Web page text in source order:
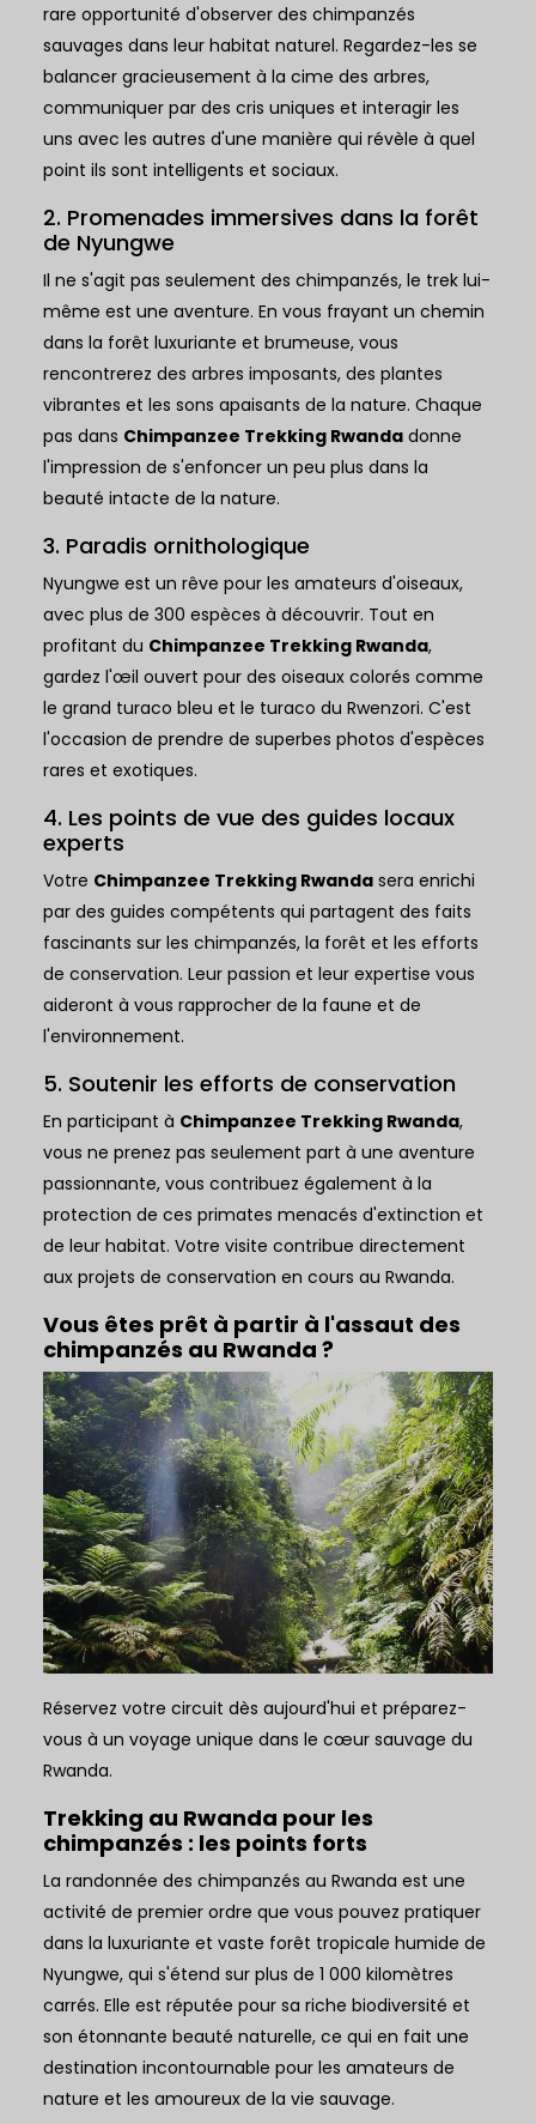
rare opportunité d'observer des chimpanzés
sauvages dans leur habitat naturel. Regardez-les se
balancer gracieusement à la cime des arbres,
communiquer par des cris uniques et interagir les
uns avec les autres d'une manière qui révèle à quel
point ils sont intelligents et sociaux.
2. Promenades immersives dans la forêt
de Nyungwe
Il ne s'agit pas seulement des chimpanzés, le trek lui-
même est une aventure. En vous frayant un chemin
dans la forêt luxuriante et brumeuse, vous
rencontrerez des arbres imposants, des plantes
vibrantes et les sons apaisants de la nature. Chaque
pas dans Chimpanzee Trekking Rwanda donne
l'impression de s'enfoncer un peu plus dans la
beauté intacte de la nature.
3. Paradis ornithologique
Nyungwe est un rêve pour les amateurs d'oiseaux,
avec plus de 300 espèces à découvrir. Tout en
profitant du Chimpanzee Trekking Rwanda,
gardez l'œil ouvert pour des oiseaux colorés comme
le grand turaco bleu et le turaco du Rwenzori. C'est
l'occasion de prendre de superbes photos d'espèces
rares et exotiques.
4. Les points de vue des guides locaux
experts
Votre Chimpanzee Trekking Rwanda sera enrichi
par des guides compétents qui partagent des faits
fascinants sur les chimpanzés, la forêt et les efforts
de conservation. Leur passion et leur expertise vous
aideront à vous rapprocher de la faune et de
l'environnement.
5. Soutenir les efforts de conservation
En participant à Chimpanzee Trekking Rwanda,
vous ne prenez pas seulement part à une aventure
passionnante, vous contribuez également à la
protection de ces primates menacés d'extinction et
de leur habitat. Votre visite contribue directement
aux projets de conservation en cours au Rwanda.
Vous êtes prêt à partir à l'assaut des
chimpanzés au Rwanda ?
Réservez votre circuit dès aujourd'hui et préparez-
vous à un voyage unique dans le cœur sauvage du
Rwanda.
Trekking au Rwanda pour les
chimpanzés : les points forts
La randonnée des chimpanzés au Rwanda est une
activité de premier ordre que vous pouvez pratiquer
dans la luxuriante et vaste forêt tropicale humide de
Nyungwe, qui s'étend sur plus de 1 000 kilomètres
carrés. Elle est réputée pour sa riche biodiversité et
son étonnante beauté naturelle, ce qui en fait une
destination incontournable pour les amateurs de
nature et les amoureux de la vie sauvage.